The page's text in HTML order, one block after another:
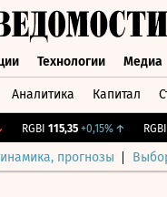
Технологии Медиа
Аналитика Капитал
RGBI 115,35 +0,15%↑
прогнозы